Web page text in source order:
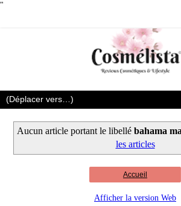
"
Aucun article portant le libellé bahama
les articles
Accueil
Afficher la version Web